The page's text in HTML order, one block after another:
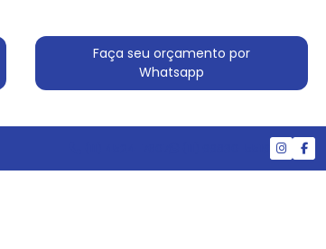
Faça seu orçamento por
Whatsapp